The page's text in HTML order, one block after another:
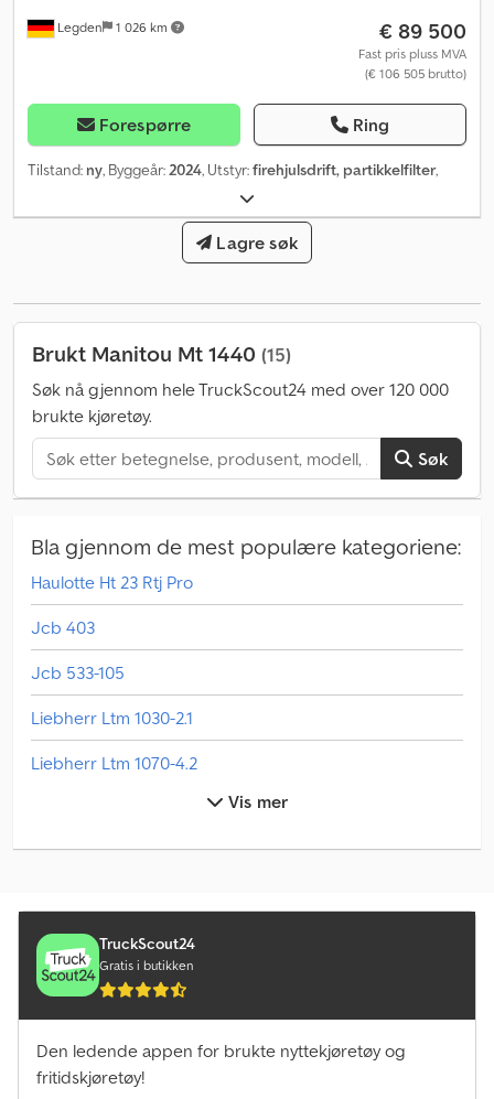
Legden 1 026 km € 89 500
Fast pris pluss MVA
(€ 106 505 brutto)
Forespørre Ring
Tilstand: ny, Byggeår:2024, Utstyr:firehjulsdrift, partikkelfilter,
Lagre søk
Brukt Manitou Mt 1440 (15)
Søk nå gjennom hele TruckScout24 med over 120 000
brukte kjøretøy.
Søk
Bla gjennom de mest populære kategoriene:
Haulotte Ht 23 Rtj Pro
Jcb 403
Jcb 533-105
Liebherr Ltm 1030-2.1
Liebherr Ltm 1070-4.2
Liebherr Ltm 1100-5.2
Linde H20T
Manitou 100 Sc
Manitou 120 Sc
Vis mer
TruckScout24
Gratis i butikken
Den ledende appen for brukte nyttekjøretøy og
fritidskjøretøy!